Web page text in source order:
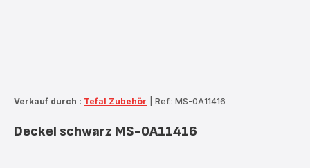
Verkauf durch : Tefal Zubehör Ref.: MS-0A11416
Deckel schwarz MS-0A11416